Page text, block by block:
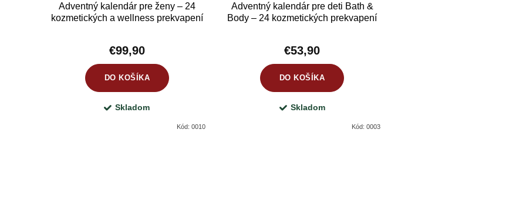
Adventný kalendár pre ženy – 24
kozmetických a wellness prekvapení
€99,90
DO KOŠÍKA
Skladom
Kód: 0010
Adventný kalendár pre deti Bath &
Body – 24 kozmetických prekvapení
€53,90
DO KOŠÍKA
Skladom
Kód: 0003